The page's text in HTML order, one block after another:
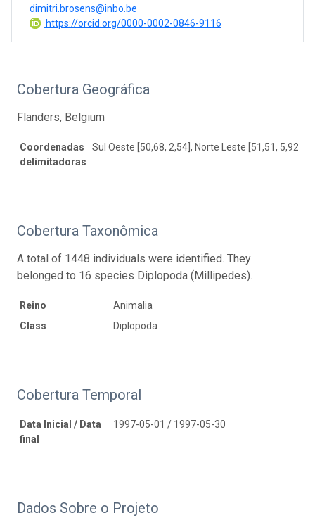
dimitri.brosens@inbo.be
https://orcid.org/0000-0002-0846-9116
Cobertura Geográfica
Flanders, Belgium
Coordenadas
delimitadoras
Sul Oeste [50,68, 2,54], Norte Leste [51,51, 5,92]
Cobertura Taxonômica
A total of 1448 individuals were identified. They
belonged to 16 species Diplopoda (Millipedes).
Reino
Animalia
Class
Diplopoda
Cobertura Temporal
Data Inicial / Data
final
1997-05-01 / 1997-05-30
Dados Sobre o Projeto